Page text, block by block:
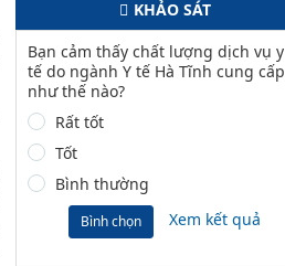
KHẢO SÁT
Bạn cảm thấy chất lượng dịch vụ y
tế do ngành Y tế Hà Tĩnh cung cấp
như thế nào?
Rất tốt
Tốt
Bình thường
Bình chọn Xem kết quả